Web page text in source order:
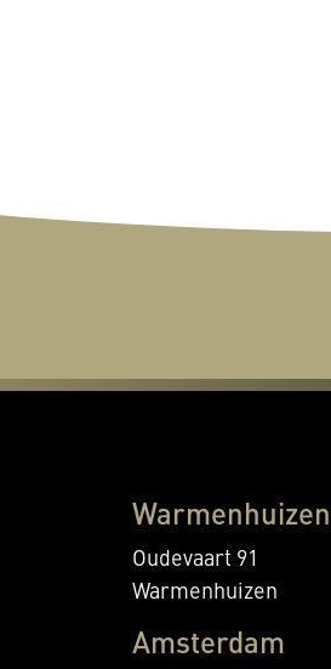
Warmenhuizen
Oudevaart 91
Warmenhuizen
Amsterdam